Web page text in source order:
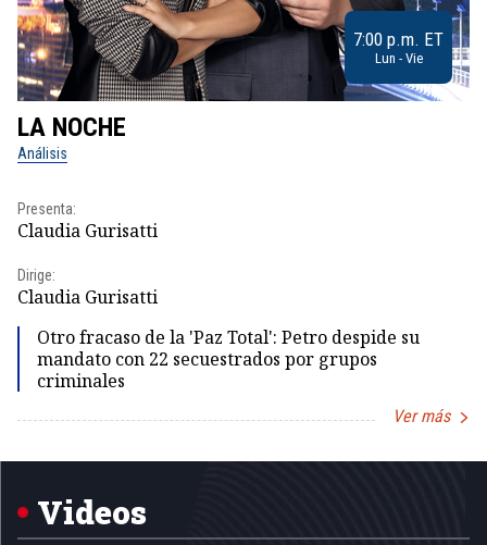
7:00 p.m. ET
Lun - Vie
LA NOCHE
Análisis
Presenta:
Claudia Gurisatti
Dirige:
Claudia Gurisatti
Otro fracaso de la 'Paz Total': Petro despide su
mandato con 22 secuestrados por grupos
criminales
Ver más
Videos